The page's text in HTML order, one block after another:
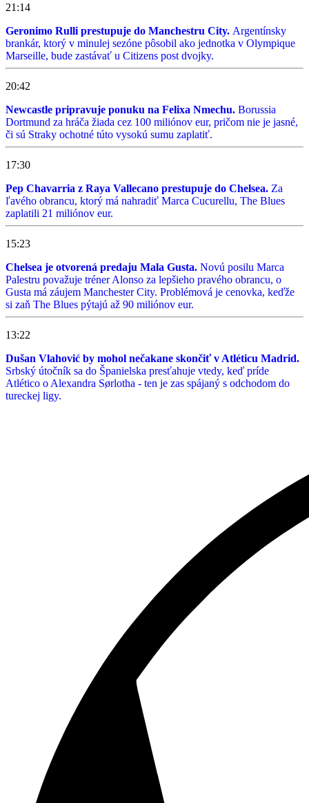
21:14
Geronimo Rulli prestupuje do Manchestru City. Argentínsky
brankár, ktorý v minulej sezóne pôsobil ako jednotka v Olympique
Marseille, bude zastávať u Citizens post dvojky.
20:42
Newcastle pripravuje ponuku na Felixa Nmechu. Borussia
Dortmund za hráča žiada cez 100 miliónov eur, pričom nie je jasné,
či sú Straky ochotné túto vysokú sumu zaplatiť.
17:30
Pep Chavarria z Raya Vallecano prestupuje do Chelsea. Za
ľavého obrancu, ktorý má nahradiť Marca Cucurellu, The Blues
zaplatili 21 miliónov eur.
15:23
Chelsea je otvorená predaju Mala Gusta. Novú posilu Marca
Palestru považuje tréner Alonso za lepšieho pravého obrancu, o
Gusta má záujem Manchester City. Problémová je cenovka, keďže
si zaň The Blues pýtajú až 90 miliónov eur.
13:22
Dušan Vlahović by mohol nečakane skončiť v Atléticu Madrid.
Srbský útočník sa do Španielska presťahuje vtedy, keď príde
Atlético o Alexandra Sørlotha - ten je zas spájaný s odchodom do
tureckej ligy.